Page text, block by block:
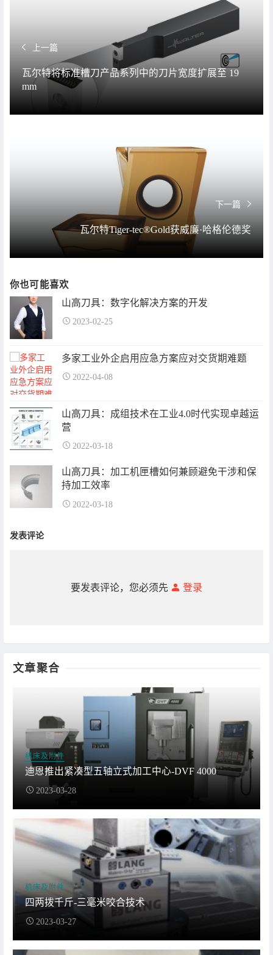
上一篇
瓦尔特将标准槽刀产品系列中的刀片宽度扩展至 19
mm
下一篇
瓦尔特Tiger-tec®Gold获威廉·哈格伦德奖
你也可能喜欢
山高刀具：数字化解决方案的开发
2023-02-25
多家工业外企启用应急方案应对交货期难题
2022-04-08
山高刀具：成组技术在工业4.0时代实现卓越运
营
2022-03-18
山高刀具：加工机匣槽如何兼顾避免干涉和保
持加工效率
2022-03-18
发表评论
要发表评论，您必须先 登录
文章聚合
机床及附件
迪恩推出紧凑型五轴立式加工中心-DVF 4000
2023-03-28
机床及附件
四两拨千斤-三毫米咬合技术
2023-03-27